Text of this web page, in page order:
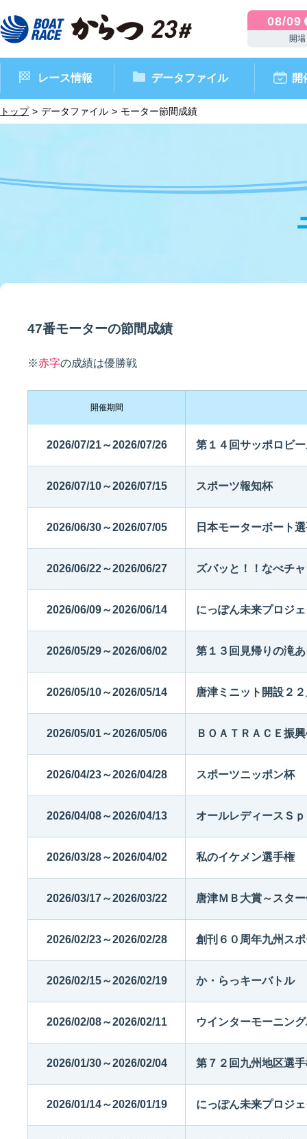
08/09
開場
レース情報
進入コース別選手成績
データファイル 開
外向発売所 ドリームピッ
マンスリーレースガイド
トップ データファイル モーター節間成績
47番モーターの節間成績
※赤字の成績は優勝戦
開催期間
2026/07/21～2026/07/26 第１４回サッポロビ
2026/07/10～2026/07/15 スポーツ報知杯
2026/06/30～2026/07/05 日本モーターボート
2026/06/22～2026/06/27 ズバッと！！なべチ
2026/06/09～2026/06/14 にっぽん未来プロジ
2026/05/29～2026/06/02 第１３回見帰りの滝
2026/05/10～2026/05/14 唐津ミニット開設２
2026/05/01～2026/05/06 ＢＯＡＴＲＡＣＥ振
2026/04/23～2026/04/28 スポーツニッポン杯
2026/04/08～2026/04/13 オールレディースＳ
2026/03/28～2026/04/02 私のイケメン選手権
2026/03/17～2026/03/22 唐津ＭＢ大賞～スタ
2026/02/23～2026/02/28 創刊６０周年九州ス
2026/02/15～2026/02/19 か・らっキーバトル
2026/02/08～2026/02/11 ウインターモーニン
2026/01/30～2026/02/04 第７２回九州地区選
2026/01/14～2026/01/19 にっぽん未来プロジ